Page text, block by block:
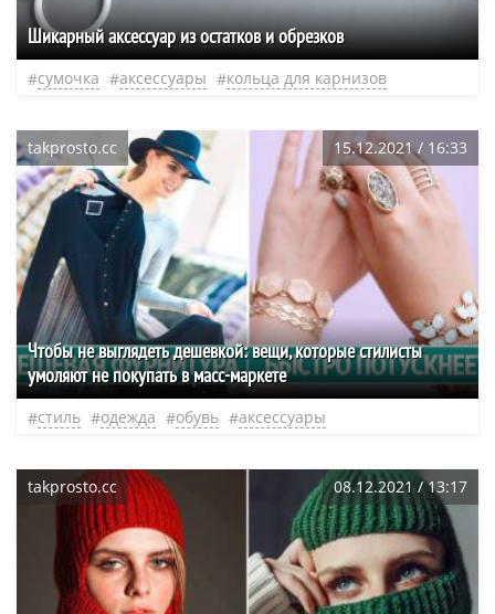
Шикарный аксессуар из остатков и обрезков
сумочка аксессуары кольца для карнизов
takprosto.cc 15.12.2021 / 16:33
Чтобы не выглядеть дешевкой: вещи, которые стилисты
умоляют не покупать в масс-маркете
стиль одежда обувь аксессуары
takprosto.cc 08.12.2021 / 13:17